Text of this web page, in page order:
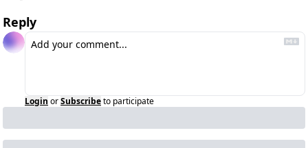
Reply
Login orSubscribeto participate